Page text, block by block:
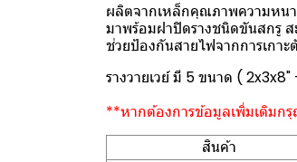
ผลิตจากเหล็กคุณภาพความหน
มาพร้อมฝาปิดรางชนิดขันสกรู
ช่วยป้องกันสายไฟจากการเกา
รางวายเวย์ มี 5 ขนาด (
**หากต้องการข้อมูลเพิ่มเติมก
สินค้า